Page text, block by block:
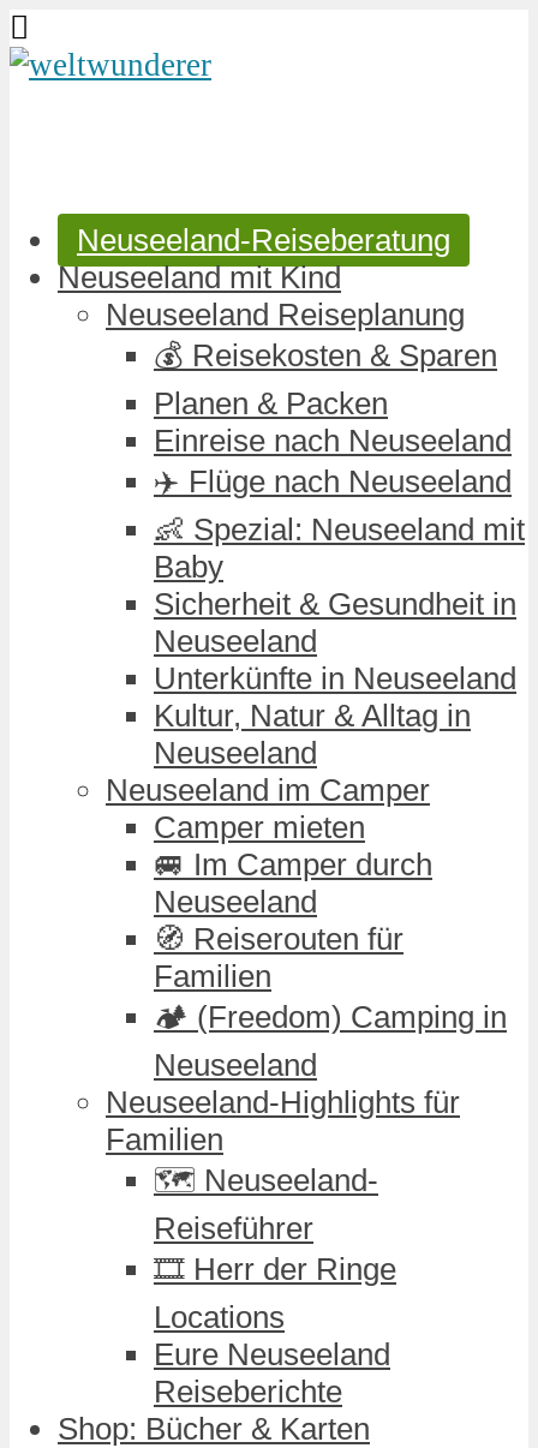
Neuseeland-Reiseberatung
Neuseeland mit Kind
Neuseeland Reiseplanung
💰 Reisekosten & Sparen
Planen & Packen
Einreise nach Neuseeland
✈️ Flüge nach Neuseeland
👶 Spezial: Neuseeland mit
Baby
Sicherheit & Gesundheit in
Neuseeland
Unterkünfte in Neuseeland
Kultur, Natur & Alltag in
Neuseeland
Neuseeland im Camper
Camper mieten
🚐 Im Camper durch
Neuseeland
🧭 Reiserouten für
Familien
🏕️ (Freedom) Camping in
Neuseeland
Neuseeland-Highlights für
Familien
🗺️ Neuseeland-
Reiseführer
🎞️ Herr der Ringe
Locations
Eure Neuseeland
Reiseberichte
Shop: Bücher & Karten